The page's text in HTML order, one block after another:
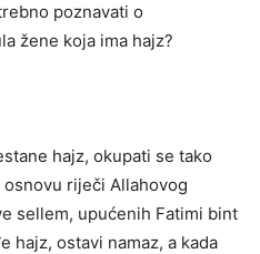
poznavati o
žene koja ima hajz?
hajz, okupati se tako
riječi Allahovog
sellem, upućenih Fatimi bint
hajz, ostavi namaz, a kada